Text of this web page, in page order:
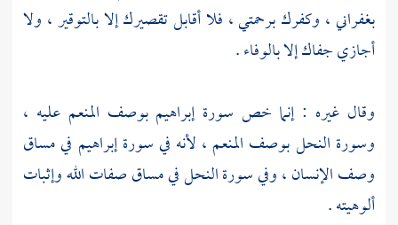
بغفراني ، وكفرك برحمتي ، فلا أقابل تقصيرك إلا بالتوقير ، ولا
أجازي جفاك إلا بالوفاء .
وقال غيره : إنما خص سورة إبراهيم بوصف المنعم عليه ،
وسورة النحل بوصف المنعم ، لأنه في سورة إبراهيم في مساق
وصف الإنسان ، وفي سورة النحل في مساق صفات الله وإثبات
ألوهيته .